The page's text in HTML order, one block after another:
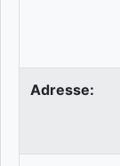
Adresse: